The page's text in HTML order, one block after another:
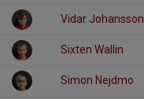
Vidar Johansson
Sixten Wallin
Simon Nejdmo